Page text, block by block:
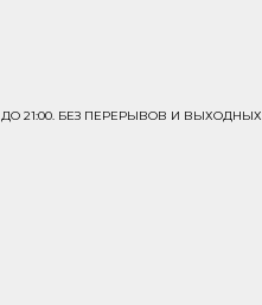
ДО 21:00. БЕЗ ПЕРЕРЫВОВ И ВЫХОДНЫХ